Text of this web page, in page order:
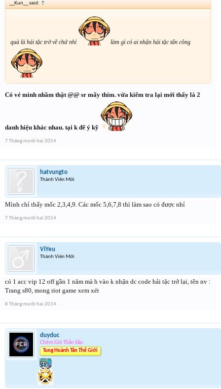
__Kun__ said: ↑
quà là hải tặc trở về chứ nhỉ làm gì có ai nhận hải tặc tấn công
Có vẻ mình nhầm thật @@ sr mấy thím. vừa kiểm tra lại mới thấy là 2
danh hiệu khác nhau. tại k để ý kỹ
7 Tháng mười hai 2014
hatvungto
Thành Viên Mới
Mình chỉ thấy mốc 2,3,4,9. Các mốc 5,6,7,8 thì làm sao có được nhỉ
7 Tháng mười hai 2014
ViYeu
Thành Viên Mới
có 1 acc vip 12 off gần 1 năm mà h vào k nhận dc code hải tặc trở lại, tên nv :
Trang s80, mong riot game xem xét
8 Tháng mười hai 2014
duyduc
Chém Gió Thần Sầu
Tung Hoành Tân Thế Giới